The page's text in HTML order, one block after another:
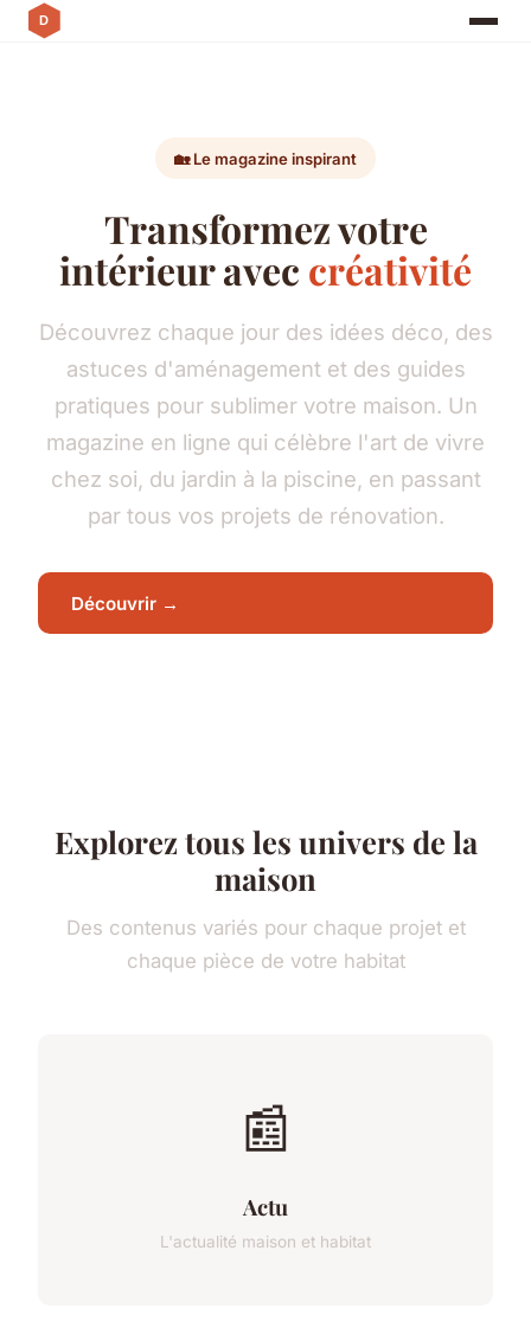
🏡 Le magazine inspirant
Transformez votre
intérieur avec créativité
Découvrez chaque jour des idées déco, des
astuces d'aménagement et des guides
pratiques pour sublimer votre maison. Un
magazine en ligne qui célèbre l'art de vivre
chez soi, du jardin à la piscine, en passant
par tous vos projets de rénovation.
Découvrir →
Explorez tous les univers de la
maison
Des contenus variés pour chaque projet et
chaque pièce de votre habitat
📰
Actu
L'actualité maison et habitat